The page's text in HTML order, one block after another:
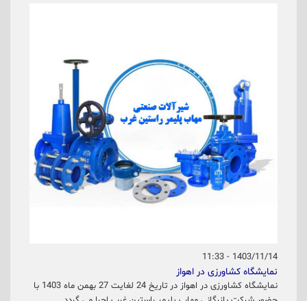
1403/11/14 - 11:33
نمایشگاه کشاورزی در اهواز
نمایشگاه کشاورزی در اهواز در تاریخ 24 لغایت 27 بهمن ماه 1403 با